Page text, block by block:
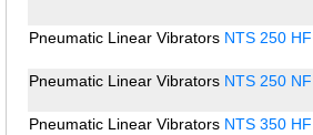
Pneumatic Linear Vibrators NTS 250 HF
Pneumatic Linear Vibrators NTS 250 NF
Pneumatic Linear Vibrators NTS 350 HF